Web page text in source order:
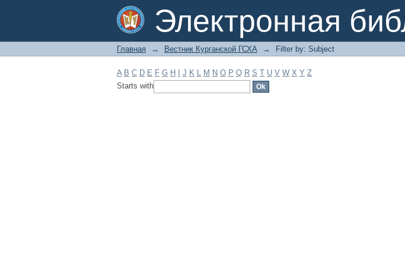
Электронная
Filter by: Subject
Главная → Вестник Курганской ГСХА → Filter by: Subject
A B C D E F G H J K L M N O P Q R S T U V W X Y Z
Starts with